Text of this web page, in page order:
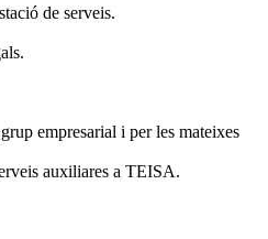
de serveis.
empresarial i per les mateixes
auxiliares a TEISA.